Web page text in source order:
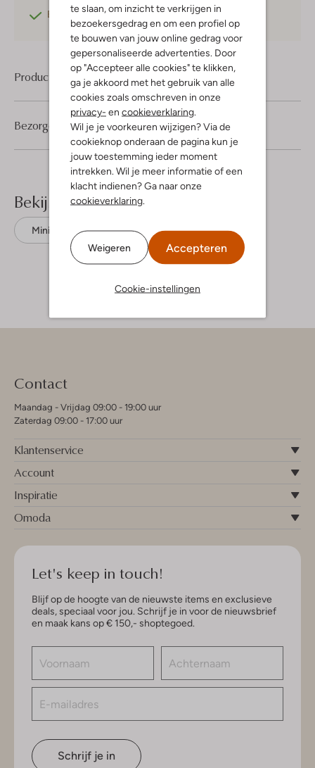
te slaan, om inzicht te verkrijgen in
bezoekersgedrag en om een profiel op
te bouwen van jouw online gedrag voor
gepersonaliseerde advertenties. Door
op "Accepteer alle cookies" te klikken,
ga je akkoord met het gebruik van alle
cookies zoals omschreven in onze
privacy- en cookieverklaring.
Wil je je voorkeuren wijzigen? Via de
cookieknop onderaan de pagina kun je
jouw toestemming ieder moment
intrekken. Wil je meer informatie of een
klacht indienen? Ga naar onze
cookieverklaring.
Weigeren Accepteren
Cookie-instellingen
Betaal achterafmet Klarna
Product informatie
Bezorgen & retourneren
Bekijk meer
Mini jurken Petit Blush Katoen
Contact
Maandag - Vrijdag 09:00 - 19:00 uur
Zaterdag 09:00 - 17:00 uur
Klantenservice
Account
Inspiratie
Omoda
Let's keep in touch!
Blijf op de hoogte van de nieuwste items en exclusieve
deals, speciaal voor jou. Schrijf je in voor de nieuwsbrief
en maak kans op € 150,- shoptegoed.
Schrijf je in